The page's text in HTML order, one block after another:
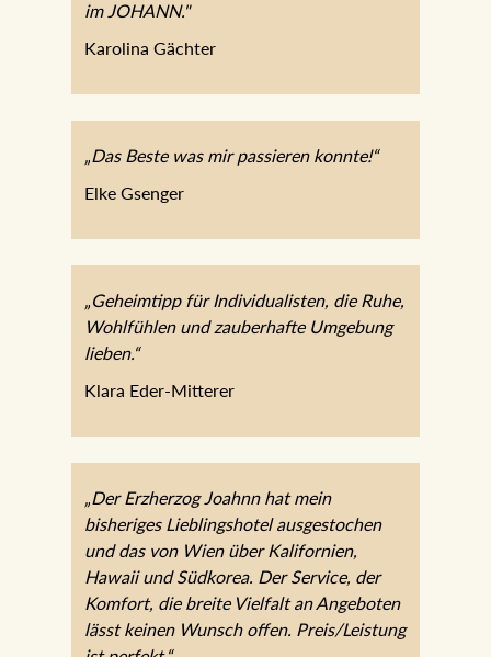
gegenübersteht. In diesem Sinne fühlen
wir uns sehr wohl im JOHANN."
„Das Beste was mir passieren konnte!“
„Geheimtipp für Individualisten, die Ruhe,
Wohlfühlen und zauberhafte Umgebung
lieben.“
„Der Erzherzog Joahnn hat mein
bisheriges Lieblingshotel ausgestochen
und das von Wien über Kalifornien,
Hawaii und Südkorea. Der Service, der
Komfort, die breite Vielfalt an Angeboten